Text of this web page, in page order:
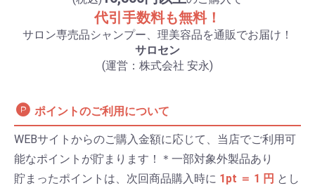
代引手数料も無料！
サロン専売品シャンプー、理美容品を通販でお届け！
サロセン
(運営：株式会社 安永)
ポイントのご利用について
WEBサイトからのご購入金額に応じて、当店でご利用可
能なポイントが貯まります！＊一部対象外製品あり
貯まったポイントは、次回商品購入時に 1pt ＝ 1 円 とし